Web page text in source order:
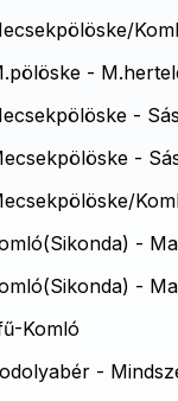
-
-
-
-
-
Komló
-